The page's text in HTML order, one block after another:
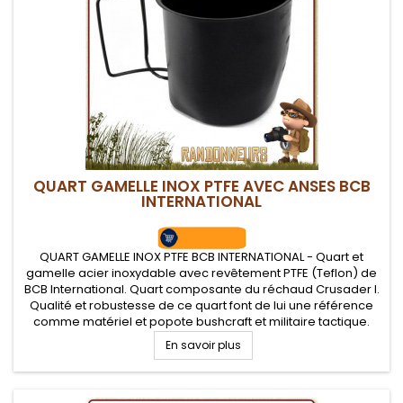
QUART GAMELLE INOX PTFE AVEC ANSES BCB
INTERNATIONAL
QUART GAMELLE INOX PTFE BCB INTERNATIONAL - Quart et
gamelle acier inoxydable avec revêtement PTFE (Teflon) de
BCB International. Quart composante du réchaud Crusader I.
Qualité et robustesse de ce quart font de lui une référence
comme matériel et popote bushcraft et militaire tactique.
En savoir plus